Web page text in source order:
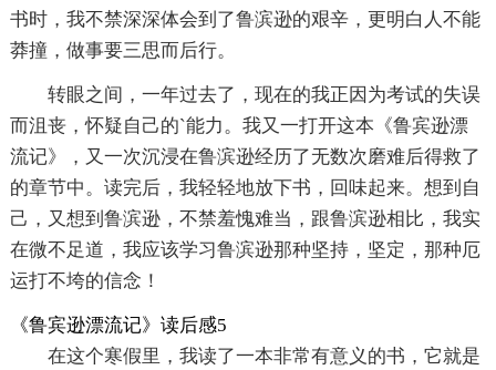
书时，我不禁深深体会到了鲁滨逊的艰辛，更明白人不能
莽撞，做事要三思而后行。
转眼之间，一年过去了，现在的我正因为考试的失误
而沮丧，怀疑自己的`能力。我又一打开这本《鲁宾逊漂
流记》，又一次沉浸在鲁滨逊经历了无数次磨难后得救了
的章节中。读完后，我轻轻地放下书，回味起来。想到自
己，又想到鲁滨逊，不禁羞愧难当，跟鲁滨逊相比，我实
在微不足道，我应该学习鲁滨逊那种坚持，坚定，那种厄
运打不垮的信念！
《鲁宾逊漂流记》读后感5
在这个寒假里，我读了一本非常有意义的书，它就是